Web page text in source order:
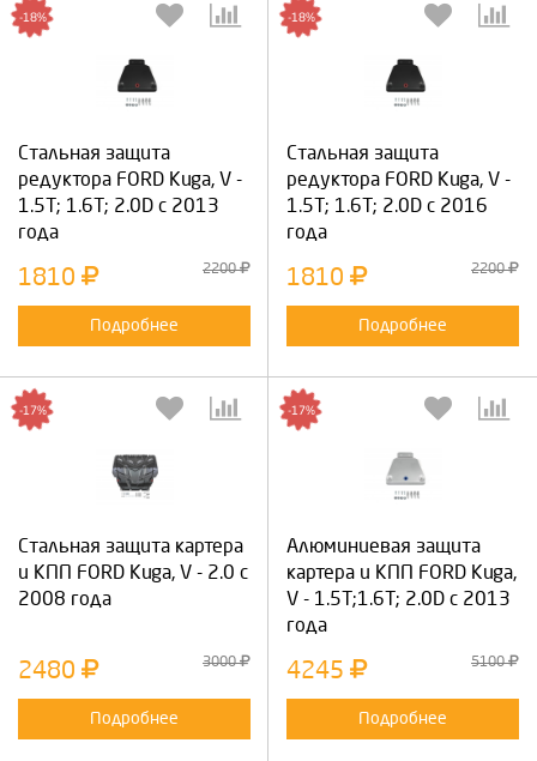
Cтальная защита
редуктора FORD Kuga, V -
1.5T; 1.6T; 2.0D с 2013
года
-18%
1810 2200
Подробнее
Cтальная защита
редуктора FORD Kuga, V -
1.5T; 1.6T; 2.0D с 2016
года
-18%
1810 2200
Подробнее
Cтальная защита картера
и КПП FORD Kuga, V - 2.0 с
2008 года
-17%
2480 3000
Подробнее
Алюминиевая защита
картера и КПП FORD Kuga,
V - 1.5T;1.6T; 2.0D с 2013
года
-17%
4245 5100
Подробнее